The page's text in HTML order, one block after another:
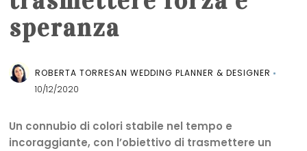
speranza
ROBERTA TORRESAN WEDDING PLANNER & DESIGNER
10/12/2020
Un connubio di colori stabile nel tempo e
incoraggiante, con l’obiettivo di trasmettere un